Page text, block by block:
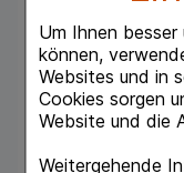
Um Ihnen
können,
Websites und in
Cookies sorgen
Website und die
Weitergehende
Intimverkehr
Inhaltsstoffe
aqua, benzyl
palmitate,
polysorbate